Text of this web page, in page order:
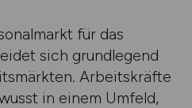
für das
sich grundlegend
Arbeitskräfte
in einem Umfeld,